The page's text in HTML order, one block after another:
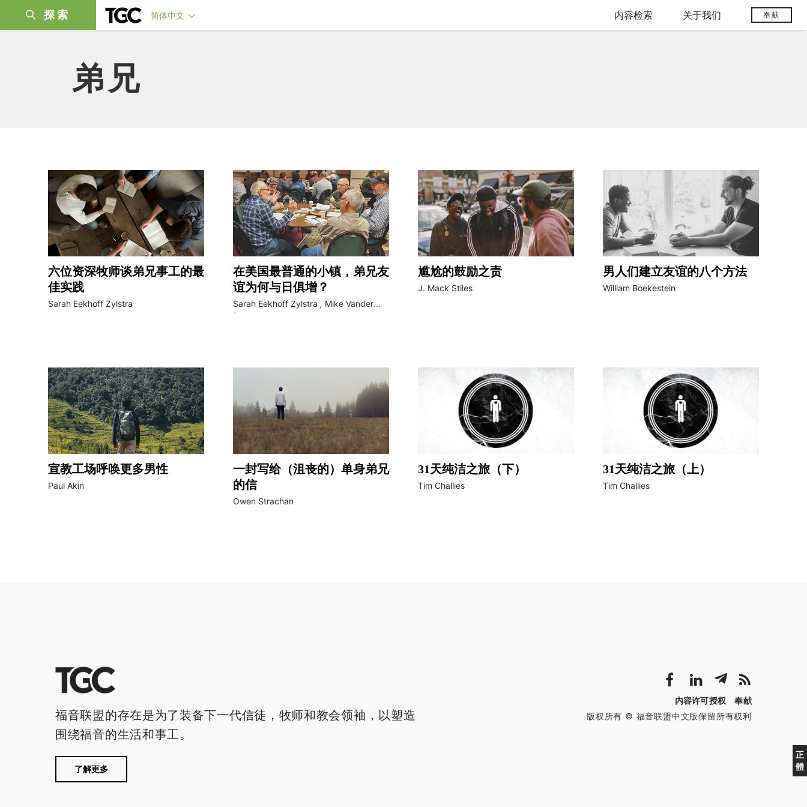
探索 简体中文 内容检索 关于我们 奉献
弟兄
六位资深牧师谈弟兄事工的最
佳实践
Sarah Eekhoff Zylstra
在美国最普通的小镇，弟兄友
谊为何与日俱增？
Sarah Eekhoff Zylstra , Mike Vander
Berg
尴尬的鼓励之责
J. Mack Stiles
男人们建立友谊的八个方法
William Boekestein
宣教工场呼唤更多男性
Paul Akin
一封写给（沮丧的）单身弟兄
的信
Owen Strachan
31天纯洁之旅（下）
Tim Challies
31天纯洁之旅（上）
Tim Challies
正
體
福音联盟的存在是为了装备下一代信徒，牧师和教会领袖，以塑造
围绕福音的生活和事工。
了解更多
内容许可授权
奉献
版权所有 © 福音联盟中文版保留所有权利